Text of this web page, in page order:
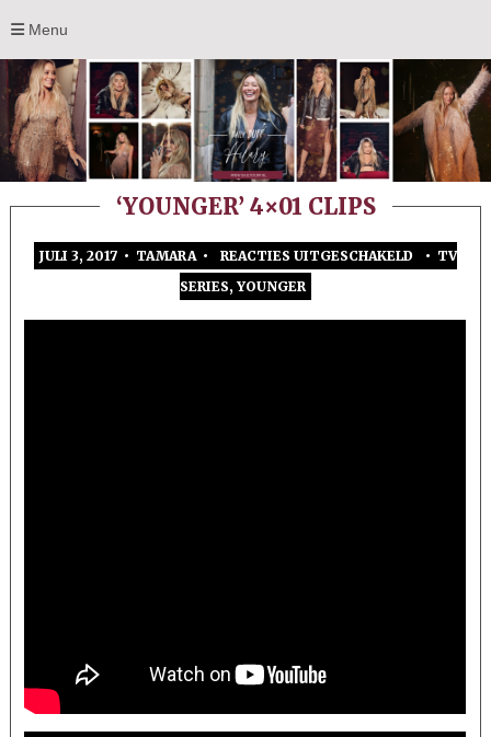
Menu
‘YOUNGER’ 4×01 CLIPS
JULI 3, 2017 • TAMARA • REACTIES UITGESCHAKELD
VOOR
4×01
• TV
SERIES, YOUNGER